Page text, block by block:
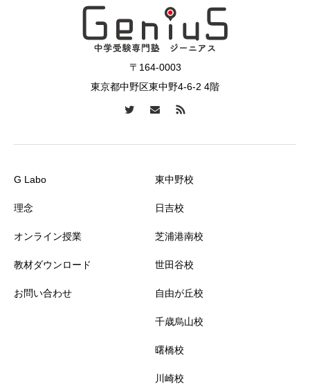
〒164-0003
東京都中野区東中野4-6-2 4階
G Labo
理念
オンライン授業
教材ダウンロード
お問い合わせ
東中野校
日吉校
芝浦港南校
世田谷校
自由が丘校
千歳烏山校
曙橋校
川崎校